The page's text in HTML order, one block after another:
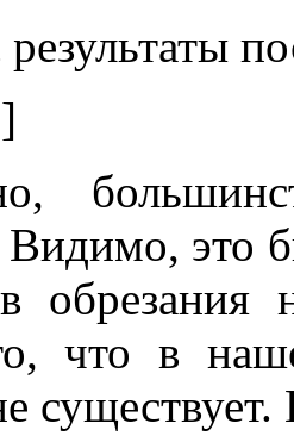
Видимо, это
что в